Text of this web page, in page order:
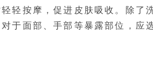
轻按摩，促进皮肤吸收。除了
于面部、手部等暴露部位，应